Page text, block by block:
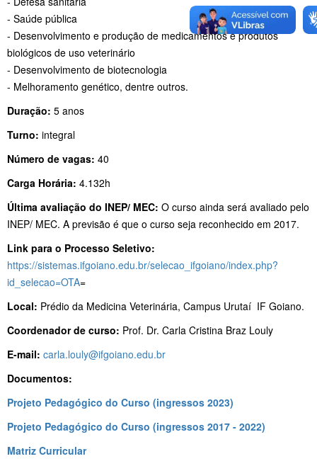
- Saúde pública
- Desenvolvimento e produção de medicamentos e produtos
biológicos de uso veterinário
- Desenvolvimento de biotecnologia
- Melhoramento genético, dentre outros.
Duração: 5 anos
Turno: integral
Número de vagas: 40
Carga Horária: 4.132h
Última avaliação do INEP/ MEC: O curso ainda será avaliado pelo
INEP/ MEC. A previsão é que o curso seja reconhecido em 2017.
Link para o Processo Seletivo:
https://sistemas.ifgoiano.edu.br/selecao_ifgoiano/index.php?
id_selecao=OTA=
Local: Prédio da Medicina Veterinária, Campus Urutaí IF Goiano.
Coordenador de curso: Prof. Dr. Carla Cristina Braz Louly
E-mail: carla.louly@ifgoiano.edu.br
Documentos:
Projeto Pedagógico do Curso (ingressos 2023)
Projeto Pedagógico do Curso (ingressos 2017 - 2022)
Matriz Curricular